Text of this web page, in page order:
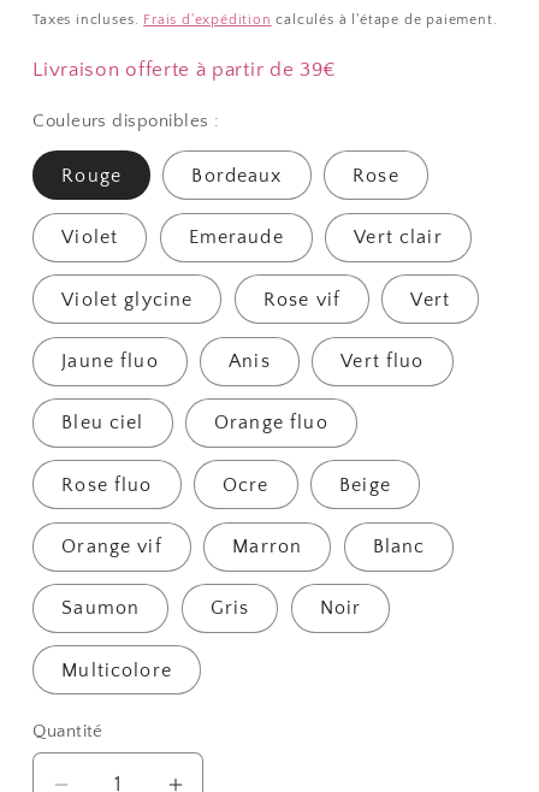
habituel
Taxes incluses. Frais d'expédition calculés à l'étape de paiement.
Livraison offerte à partir de 39€
Couleurs disponibles :
Rouge Bordeaux Rose
Violet Emeraude Vert clair
Violet glycine Rose vif Vert
Jaune fluo Anis Vert fluo
Bleu ciel Orange fluo
Rose fluo Ocre Beige
Orange vif Marron Blanc
Saumon Gris Noir
Multicolore
Quantité
Quantité